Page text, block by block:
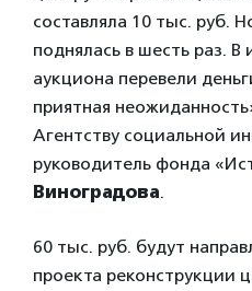
составляла 10 тыс. руб.
поднялась в шесть раз. В
аукциона перевели
приятная
Агентству социальной
руководитель фонда
Виноградова.
60 тыс. руб. будут
проекта реконструкции